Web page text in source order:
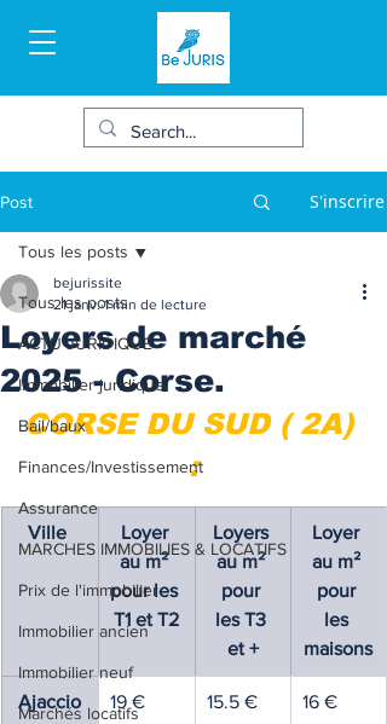
Post S'inscrire
Tous les posts
ACTU JURIDIQUE
Immobilier juridique
Bail/baux
Finances/Investissement
Assurance
MARCHES IMMOBILIES & LOCATIFS
Prix de l'immobilier
Immobilier ancien
Immobilier neuf
Marchés locatifs
Tous les posts
Loyers de marché
2025 - Corse.
bejurissite
21 janv. 1 min de lecture
CORSE DU SUD ( 2A)
:
Ville
Loyer
au m²
pour les
T1 et T2
Loyers
au m²
pour
les T3
et +
Loyer
au m²
pour
les
maisons
Ajaccio 19 € 15.5 € 16 €